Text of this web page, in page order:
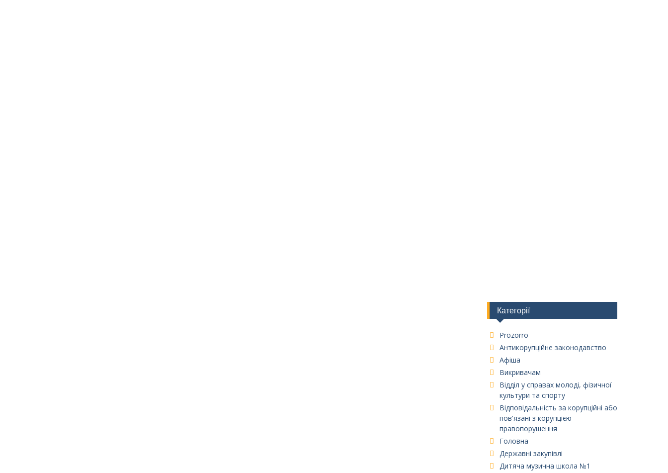
Категорії
Prozorro
Антикорупційне законодавство
Афіша
Викривачам
Відділ у справах молоді, фізичної
культури та спорту
Відповідальність за корупційні або
пов'язані з корупцією
правопорушення
Головна
Державні закупівлі
Дитяча музична школа №1